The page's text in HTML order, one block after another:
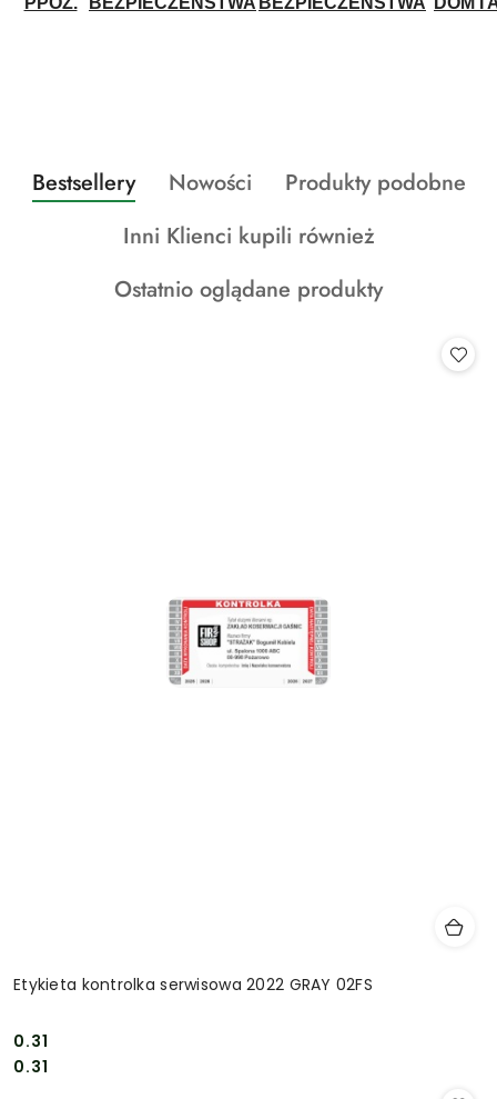
Pomiń karuzelę produktów
Produkty
o
Bestsellery
Produkty
statusie:
Nowości
Produkty
statusie:
Produkty podobne
Produkty
statusie:
Inni Klienci kupili również
Produkty
Ostatnio oglądane produkty
Etykieta kontrolka serwisowa 2022 GRAY 02FS
Cena:
0.31
Cena:
0.31